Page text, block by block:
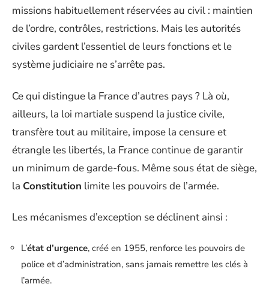
missions habituellement réservées au civil : maintien
de l’ordre, contrôles, restrictions. Mais les autorités
civiles gardent l’essentiel de leurs fonctions et le
système judiciaire ne s’arrête pas.
Ce qui distingue la France d’autres pays ? Là où,
ailleurs, la loi martiale suspend la justice civile,
transfère tout au militaire, impose la censure et
étrangle les libertés, la France continue de garantir
un minimum de garde-fous. Même sous état de siège,
la Constitution limite les pouvoirs de l’armée.
Les mécanismes d’exception se déclinent ainsi :
L’état d’urgence, créé en 1955, renforce les pouvoirs de
police et d’administration, sans jamais remettre les clés à
l’armée.